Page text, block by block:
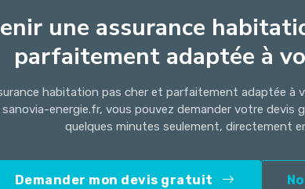
une assurance
parfaitement adaptée à
habitation pas cher et parfaitement adaptée à
sanovia-energie.fr, vous pouvez demander votre
quelques minutes seulement, directement
Demander mon devis gratuit